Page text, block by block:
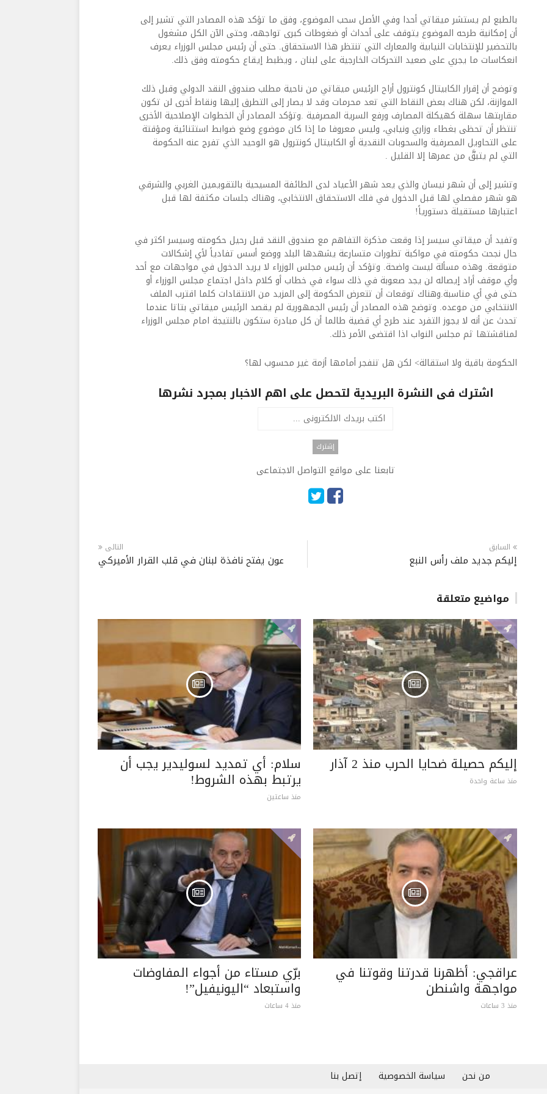
بالطبع لم يستشر ميقاتي أحدا وفي الأصل سحب الموضوع، وفق ما تؤكد هذه المصادر التي تشير إلى
أن إمكانية طرحه الموضوع يتوقف على أحداث أو ضغوطات كبرى تواجهه، وحتى الآن الكل مشغول
بالتحضير للإنتخابات النيابية والمعارك التي تنتظر هذا الاستحقاق. حتى أن رئيس مجلس الوزراء يعرف
انعكاسات ما يجري على صعيد التحركات الخارجية على لبنان ، ويظبط إيقاع حكومته وفق ذلك.
وتوضح أن إقرار الكابيتال كونترول أراح الرئيس ميقاتي من ناحية مطلب صندوق النقد الدولي وقبل ذلك
الموازنة، لكن هناك بعض النقاط التي تعد محرمات وقد لا يصار إلى التطرق إليها ونقاط أخرى لن تكون
مقاربتها سهلة كهيكلة المصارف ورفع السرية المصرفية .وتؤكد المصادر أن الخطوات الإصلاحية الأخرى
تنتظر أن تحظى بغطاء وزاري ونيابي، وليس معروفا ما إذا كان موضوع وضع ضوابط استثنائية ومؤقتة
على التحاويل المصرفية والسحوبات النقدية أو الكابيتال كونترول هو الوحيد الذي تفرج عنه الحكومة
التي لم يتبقَّ من عمرها إلا القليل .
وتشير إلى أن شهر نيسان والذي يعد شهر الأعياد لدى الطائفة المسيحية بالتقويمين الغربي والشرقي
هو شهر مفصلي لها قبل الدخول في فلك الاستحقاق الانتخابي، وهناك جلسات مكثفة لها قبل
اعتبارها مستقيلة دستورياً!
وتفيد أن ميقاتي سيسر إذا وقعت مذكرة التفاهم مع صندوق النقد قبل رحيل حكومته وسيسر اكثر في
حال نجحت حكومته في مواكبة تطورات متسارعة يشهدها البلد ووضع أسس تفادياً لأي إشكالات
متوقعة. وهذه مسألة ليست واضحة. وتؤكد أن رئيس مجلس الوزراء لا يريد الدخول في مواجهات مع أحد
وأي موقف أراد إيصاله لن يجد صعوبة في ذلك سواء في خطاب أو كلام داخل اجتماع مجلس الوزراء أو
حتى في أي مناسبة.وهناك توقعات أن تتعرض الحكومة إلى المزيد من الانتقادات كلما اقترب الملف
الانتخابي من موعده. وتوضح هذه المصادر أن رئيس الجمهورية لم يقصد الرئيس ميقاتي بتاتا عندما
تحدث عن أنه لا يجوز التفرد عند طرح أي قضية طالما أن كل مبادرة ستكون بالنتيجة امام مجلس الوزراء
لمناقشتها ثم مجلس النواب اذا اقتضى الأمر ذلك.
الحكومة باقية ولا استقالة> لكن هل تنفجر أمامها أزمة غير محسوب لها؟
اشترك فى النشرة البريدية لتحصل على اهم الاخبار بمجرد نشرها
تابعنا على مواقع التواصل الاجتماعى
السابق
إليكم جديد ملف رأس النبع
التالى
عون يفتح نافذة لبنان في قلب القرار الأميركي
مواضيع متعلقة
إليكم حصيلة ضحايا الحرب منذ 2 آذار
منذ ساعة واحدة
سلام: أي تمديد لسوليدير يجب أن
يرتبط بهذه الشروط!
منذ ساعتين
عراقجي: أظهرنا قدرتنا وقوتنا في
مواجهة واشنطن
منذ 3 ساعات
برّي مستاء من أجواء المفاوضات
واستبعاد “اليونيفيل”!
منذ 4 ساعات
من نحن سياسة الخصوصية إتصل بنا